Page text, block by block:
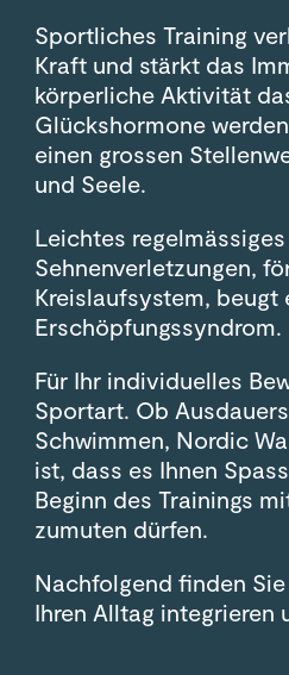
Sportliches Training
Kraft und stärkt das
körperliche Aktivität
Glückshormone
einen grossen
und Seele.
Leichtes
Sehnenverletzungen,
Kreislaufsystem,
Erschöpfungssyndrom.
Für Ihr individuelles
Sportart. Ob
Schwimmen, Nordic
ist, dass es Ihnen
Beginn des Trainings
zumuten dürfen.
Nachfolgend finden
Ihren Alltag integrieren